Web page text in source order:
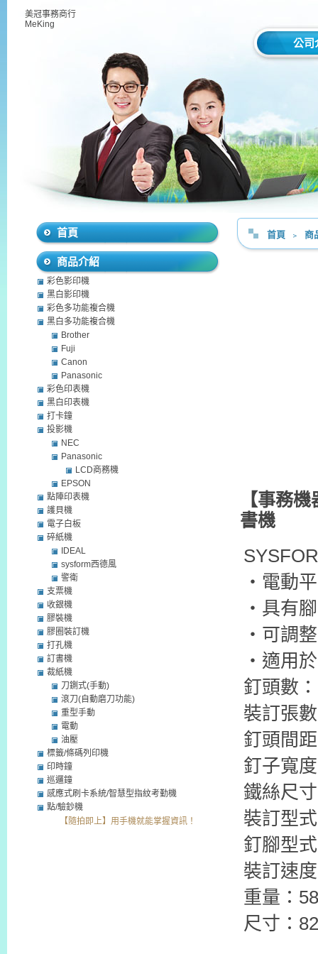
美冠事務商行
MeKing
公司
首頁 ﹥ 商
【事務
書機
‧電動
‧具有
‧可調
‧適用
釘頭數
裝訂張
釘頭間
釘子寬
鐵絲尺
裝訂型
釘腳型
裝訂速
重量：
尺寸：
首頁
商品介紹
彩色影印機
黑白影印機
彩色多功能複合機
黑白多功能複合機
Brother
Fuji
Canon
Panasonic
彩色印表機
黑白印表機
打卡鐘
投影機
NEC
Panasonic
LCD商務機
EPSON
點陣印表機
護貝機
電子白板
碎紙機
IDEAL
sysform西德風
警衛
支票機
收銀機
膠裝機
膠圈裝訂機
打孔機
訂書機
裁紙機
刀鍘式(手動)
滾刀(自動磨刀功能)
重型手動
電動
油壓
標籤/條碼列印機
印時鐘
巡邏鐘
感應式刷卡系統/智慧型指紋考勤機
點/驗鈔機
【隨拍即上】用手機就能掌握資訊！